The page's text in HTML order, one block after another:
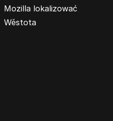
Mozilla lokalizować
Wěstota